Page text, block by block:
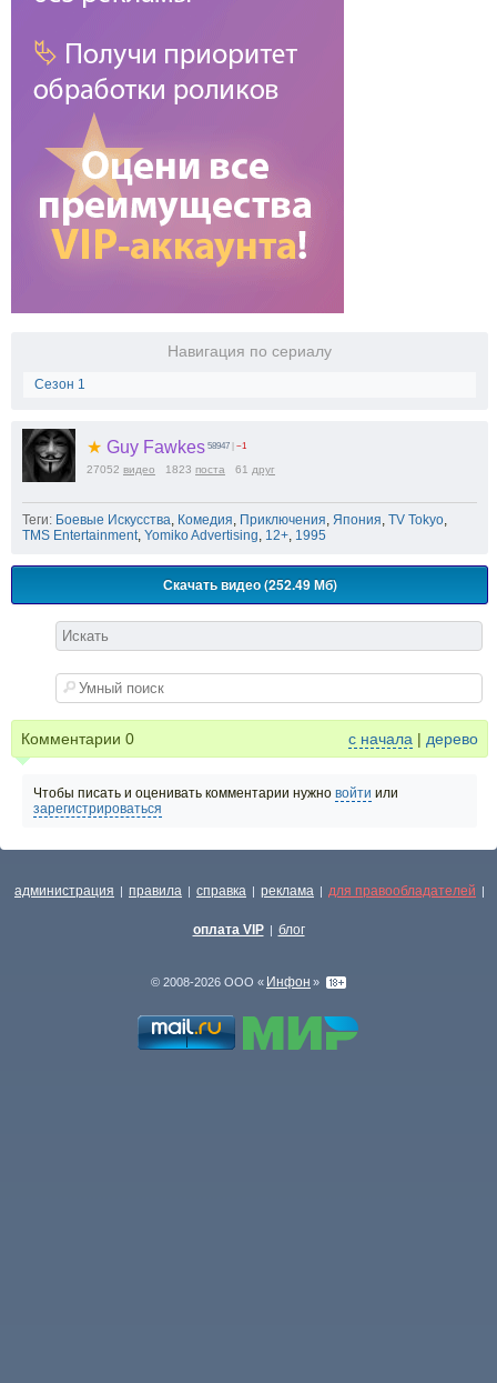
Навигация по сериалу
Сезон 1
★ Guy Fawkes 58947 | −1
27052 видео 1823 поста 61 друг
Теги: Боевые Искусства Комедия Приключения Япония TV Tokyo
TMS Entertainment Yomiko Advertising 12+ 1995
Скачать видео (252.49 Мб)
Комментарии 0 с начала | дерево
Чтобы писать и оценивать комментарии нужно войти или
зарегистрироваться
администрация | правила | справка | реклама | для правообладателей |
оплата VIP | блог
© 2008-2026 ООО « Инфон »